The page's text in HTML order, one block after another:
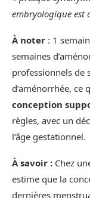
embryologique est
À noter : 1
semaines
professionnels de
d’aménorrhée, ce
conception
règles, avec un
l’âge gestationnel.
À savoir : Chez
estime que la
dernières